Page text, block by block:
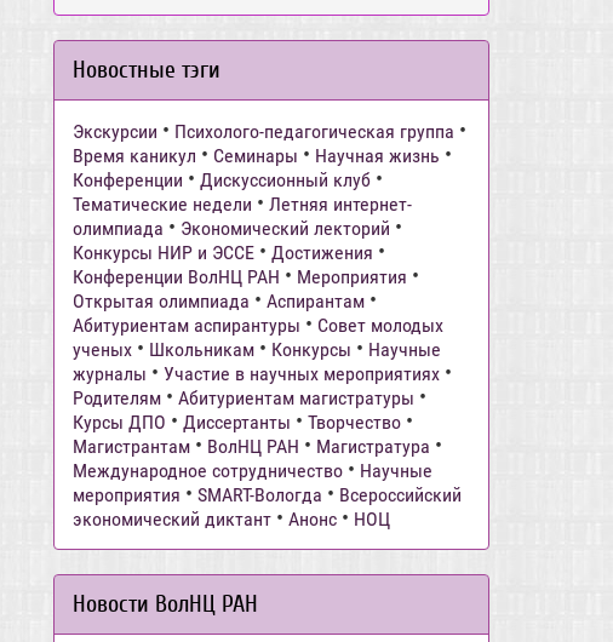
Новостные тэги
Экскурсии • Психолого-педагогическая группа •
Время каникул • Семинары • Научная жизнь •
Конференции • Дискуссионный клуб •
Тематические недели • Летняя интернет-
олимпиада • Экономический лекторий •
Конкурсы НИР и ЭССЕ • Достижения •
Конференции ВолНЦ РАН • Мероприятия •
Открытая олимпиада • Аспирантам •
Абитуриентам аспирантуры • Совет молодых
ученых • Школьникам • Конкурсы • Научные
журналы • Участие в научных мероприятиях •
Родителям • Абитуриентам магистратуры •
Курсы ДПО • Диссертанты • Творчество •
Магистрантам • ВолНЦ РАН • Магистратура •
Международное сотрудничество • Научные
мероприятия • SMART-Вологда • Всероссийский
экономический диктант • Анонс • НОЦ
Новости ВолНЦ РАН